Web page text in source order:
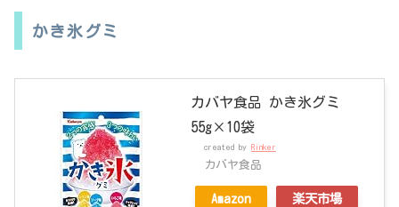
かき氷グミ
カバヤ食品 かき氷グミ
55g×10袋
created by Rinker
カバヤ食品
Amazon 楽天市場